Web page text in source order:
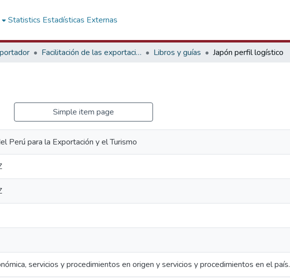
Statistics Estadísticas Externas
Facilitación de las exportaciones Libros y guías Japón perfil logístico
Simple item page
Perú para la Exportación y el Turismo
servicios y procedimientos en origen y servicios y procedimientos en el país.